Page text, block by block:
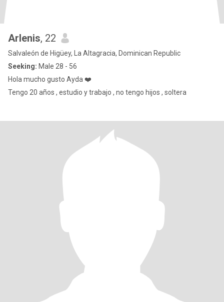
Arlenis, 22
Salvaleón de Higüey, La Altagracia, Dominican Republic
Seeking: Male 28 - 56
Hola mucho gusto Ayda ❤️
Tengo 20 años , estudio y trabajo , no tengo hijos , soltera